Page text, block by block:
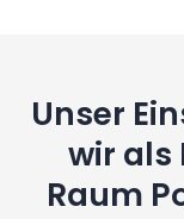
Unser
wir als
Raum